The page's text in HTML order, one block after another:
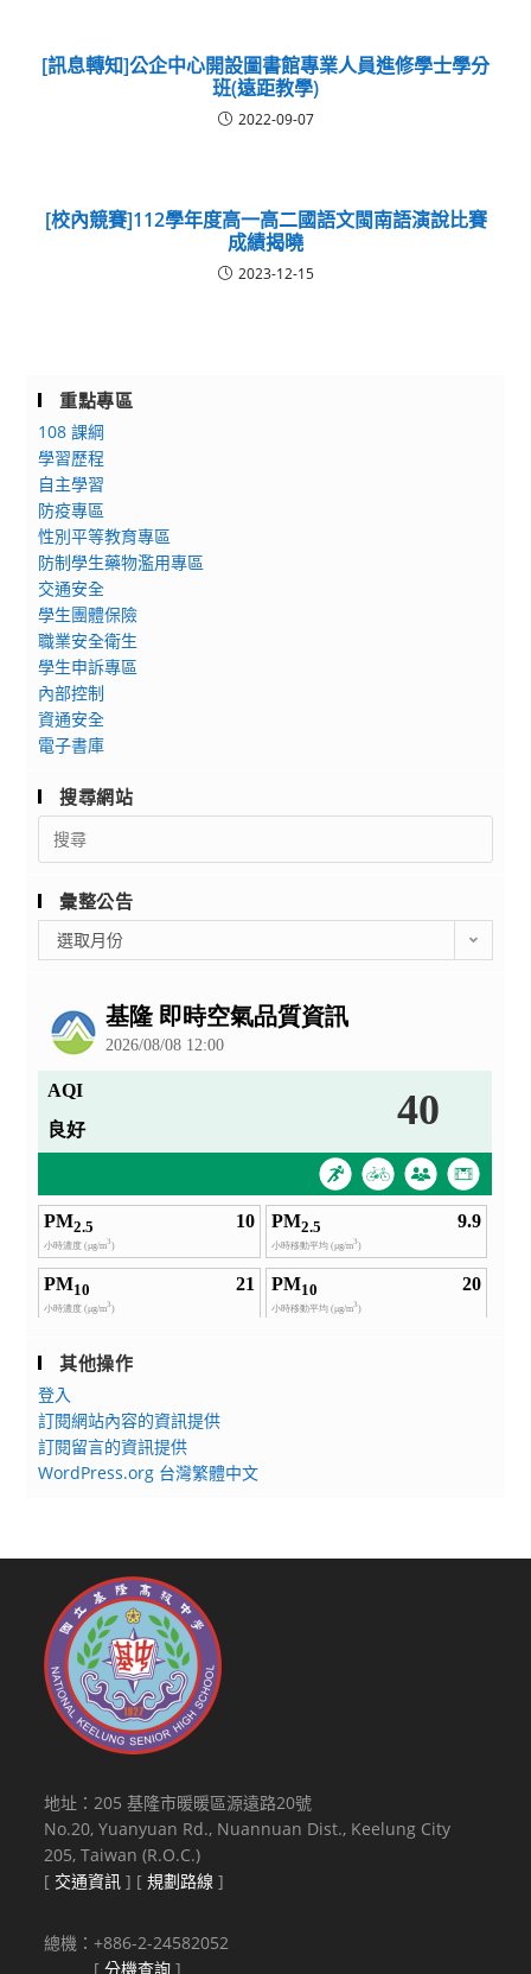
[訊息轉知]公企中心開設圖書館專業人員進修學士學分
班(遠距教學)
2022-09-07
[校內競賽]112學年度高一高二國語文閩南語演說比賽
成績揭曉
2023-12-15
重點專區
108 課綱
學習歷程
自主學習
防疫專區
性別平等教育專區
防制學生藥物濫用專區
交通安全
學生團體保險
職業安全衛生
學生申訴專區
內部控制
資通安全
電子書庫
搜尋網站
Search
for:
彙整公告
整
選取月份
其他操作
登入
訂閱網站內容的資訊提供
訂閱留言的資訊提供
WordPress.org 台灣繁體中文
地址：205 基隆市暖暖區源遠路20號
No.20, Yuanyuan Rd., Nuannuan Dist., Keelung City
205, Taiwan (R.O.C.)
[ 交通資訊 ] [規劃路線 ]
總機：+886-2-24582052
[分機查詢 ]